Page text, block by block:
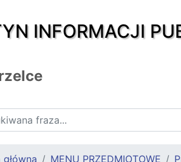
INFORMACJI
MENU PRZEDMIOTOWE